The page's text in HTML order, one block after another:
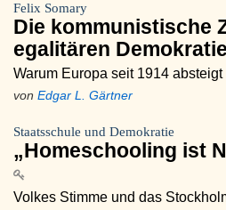
Felix Somary
Die kommunistische
egalitären Demokratie
Warum Europa seit 1914 absteigt
von Edgar L. Gärtner
Staatsschule und Demokratie
„Homeschooling ist
Volkes Stimme und das